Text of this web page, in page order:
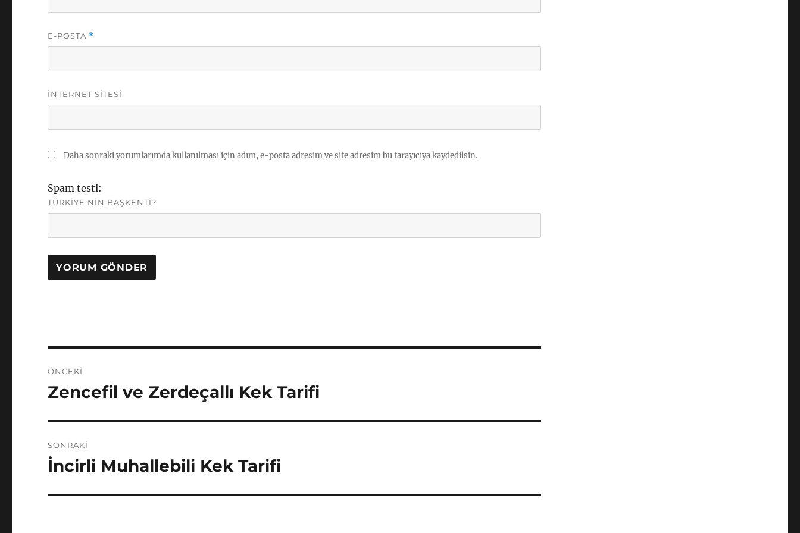
E-POSTA *
İNTERNET SITESI
Daha sonraki yorumlarımda kullanılması için adım, e-posta adresim ve site adresim bu tarayıcıya kaydedilsin.
Spam testi:
TÜRKIYE'NIN BAŞKENTI?
gezinmesi
ÖNCEKI
Önceki
Zencefil ve Zerdeçallı Kek Tarifi
SONRAKI
Sonraki
İncirli Muhallebili Kek Tarifi